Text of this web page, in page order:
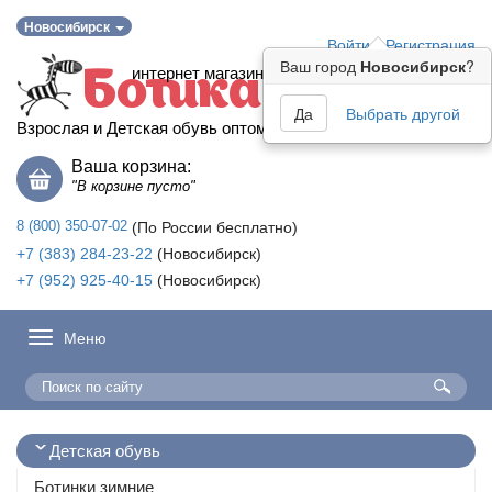
Новосибирск
Ваш город Новосибирск?
Да Выбрать другой
Войти Регистрация
интернет магазин
Ботика
Взрослая и Детская обувь оптом
Ваша корзина:
"В корзине пусто"
8 (800) 350-07-02 (По России бесплатно)
+7 (383) 284-23-22 (Новосибирск)
+7 (952) 925-40-15 (Новосибирск)
Меню
Детская обувь
Ботинки зимние